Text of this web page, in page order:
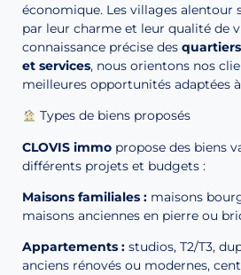
économique. Les villages alentour
par leur charme et leur qualité de
connaissance précise des
et services, nous orientons nos
meilleures opportunités adaptées
Types de biens proposés
CLOVIS immo propose des biens
différents projets et budgets :
Maisons familiales : maisons
maisons anciennes en pierre ou
Appartements : studios, T2/T3,
anciens rénovés ou modernes,